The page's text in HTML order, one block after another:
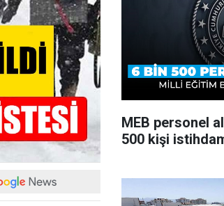
MEB personel
500 kişi